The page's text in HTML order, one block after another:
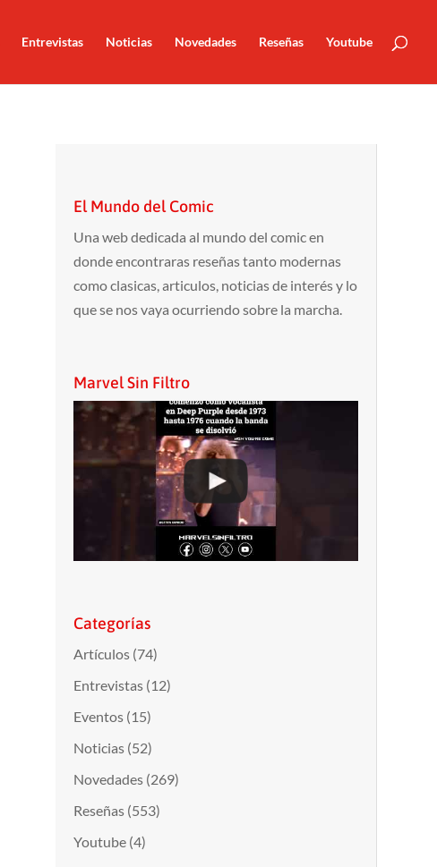
Entrevistas Noticias Novedades Reseñas Youtube
El Mundo del Comic
Una web dedicada al mundo del comic en
donde encontraras reseñas tanto modernas
como clasicas, articulos, noticias de interés y lo
que se nos vaya ocurriendo sobre la marcha.
Marvel Sin Filtro
Categorías
Artículos(74)
Entrevistas(12)
Eventos(15)
Noticias(52)
Novedades(269)
Reseñas(553)
Youtube(4)